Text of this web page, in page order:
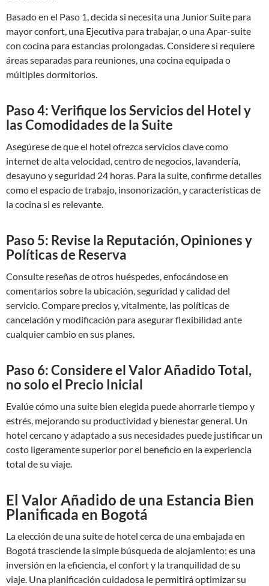
Basado en el Paso 1, decida si necesita una Junior Suite para
mayor confort, una Ejecutiva para trabajar, o una Apar-suite
con cocina para estancias prolongadas. Considere si requiere
áreas separadas para reuniones, una cocina equipada o
múltiples dormitorios.
Paso 4: Verifique los Servicios del Hotel y
las Comodidades de la Suite
Asegúrese de que el hotel ofrezca servicios clave como
internet de alta velocidad, centro de negocios, lavandería,
desayuno y seguridad 24 horas. Para la suite, confirme detalles
como el espacio de trabajo, insonorización, y características de
la cocina si es relevante.
Paso 5: Revise la Reputación, Opiniones y
Políticas de Reserva
Consulte reseñas de otros huéspedes, enfocándose en
comentarios sobre la ubicación, seguridad y calidad del
servicio. Compare precios y, vitalmente, las políticas de
cancelación y modificación para asegurar flexibilidad ante
cualquier cambio en sus planes.
Paso 6: Considere el Valor Añadido Total,
no solo el Precio Inicial
Evalúe cómo una suite bien elegida puede ahorrarle tiempo y
estrés, mejorando su productividad y bienestar general. Un
hotel cercano y adaptado a sus necesidades puede justificar un
costo ligeramente superior por el beneficio en la experiencia
total de su viaje.
El Valor Añadido de una Estancia Bien
Planificada en Bogotá
La elección de una suite de hotel cerca de una embajada en
Bogotá trasciende la simple búsqueda de alojamiento; es una
inversión en la eficiencia, el confort y la tranquilidad de su
viaje. Una planificación cuidadosa le permitirá optimizar su